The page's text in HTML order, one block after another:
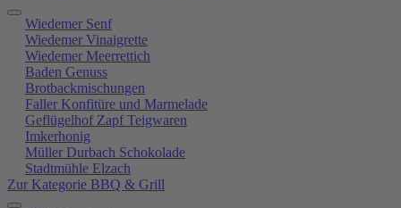
Wiedemer Senf
Wiedemer Vinaigrette
Wiedemer Meerrettich
Baden Genuss
Brotbackmischungen
Faller Konfitüre und Marmelade
Geflügelhof Zapf Teigwaren
Imkerhonig
Müller Durbach Schokolade
Stadtmühle Elzach
Zur Kategorie BBQ & Grill